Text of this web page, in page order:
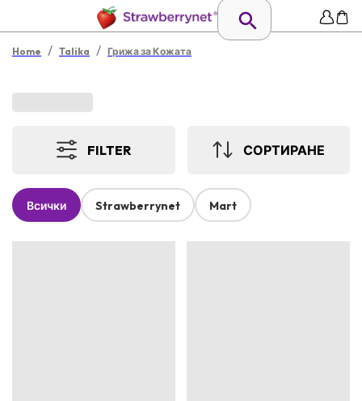
Home / Talika / Грижа за Кожата
FILTER СОРТИРАНЕ
Всички Strawberrynet Mart